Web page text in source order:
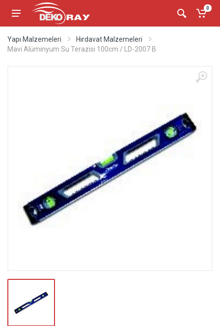
0
Yapı Malzemeleri
Hırdavat Malzemeleri
Mavi Alüminyum Su Terazisi 100cm / LD-2007 B